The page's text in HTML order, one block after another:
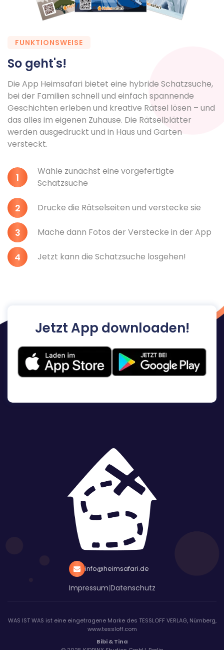
FUNKTIONSWEISE
So geht's!
Die App Heimsafari bietet eine hybride Schatzsuche,
bei der Familien schnell und einfach spannende
Geschichten erleben und kreative Rätsel lösen – und
das alles im eigenen Zuhause. Die Rätselblätter
werden ausgedruckt und in Haus und Garten
versteckt.
Wähle zunächst eine vorgefertigte
Schatzsuche
Drucke die Rätselseiten und verstecke sie
Mache dann Fotos der Verstecke in der App
Jetzt kann die Schatzsuche losgehen!
Jetzt App downloaden!
info@heimsafari.de
Impressum|Datenschutz
WAS IST WAS ist eine eingetragene Marke des TESSLOFF VERLAG, Nürnberg,
www.tessloff.com
Bibi & Tina